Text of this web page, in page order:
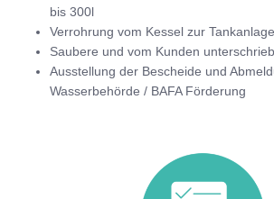
bis 300l
Verrohrung vom Kessel zur Tankanlage
Saubere und vom Kunden
Ausstellung der Bescheide und
Wasserbehörde / BAFA Förderung